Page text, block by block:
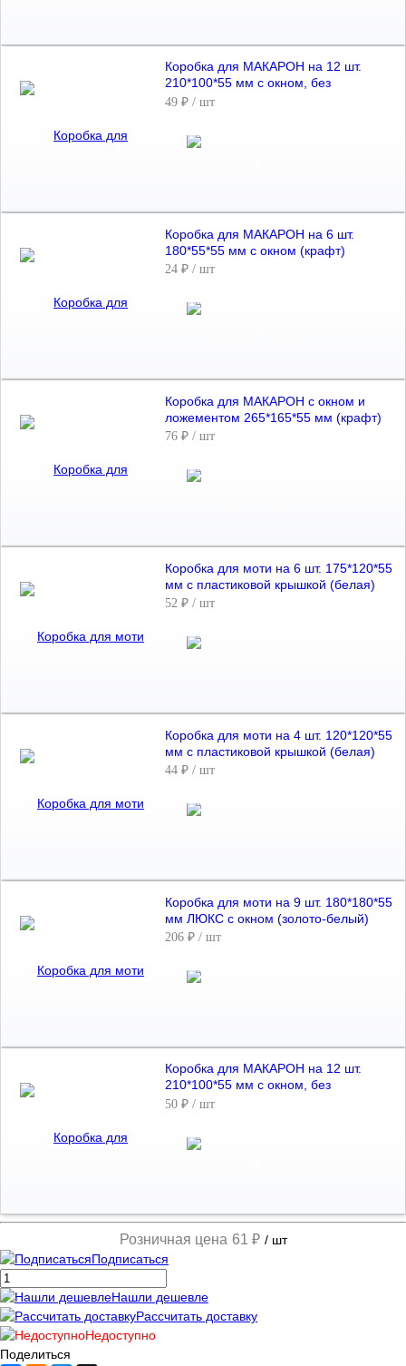
Коробка для МАКАРОН на 12 шт.
210*100*55 мм с окном, без
ложемента (белая)
49 ₽ / шт
Коробка для МАКАРОН на 6 шт.
180*55*55 мм с окном (крафт)
24 ₽ / шт
Коробка для МАКАРОН с окном и
ложементом 265*165*55 мм (крафт)
76 ₽ / шт
Коробка для моти на 6 шт. 175*120*55
мм с пластиковой крышкой (белая)
52 ₽ / шт
Коробка для моти на 4 шт. 120*120*55
мм с пластиковой крышкой (белая)
44 ₽ / шт
Коробка для моти на 9 шт. 180*180*55
мм ЛЮКС с окном (золото-белый)
206 ₽ / шт
Коробка для МАКАРОН на 12 шт.
210*100*55 мм с окном, без
ложемента (черный)
50 ₽ / шт
Розничная цена 61 ₽ / шт
Подписаться
Нашли дешевле
Рассчитать доставку
Недоступно
Поделиться